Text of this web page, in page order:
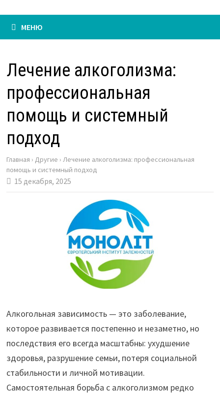
МЕНЮ
Лечение алкоголизма:
профессиональная
помощь и системный
подход
Главная › Другие › Лечение алкоголизма: профессиональная
помощь и системный подход
15 декабря, 2025
Алкогольная зависимость — это заболевание,
которое развивается постепенно и незаметно, но
последствия его всегда масштабны: ухудшение
здоровья, разрушение семьи, потеря социальной
стабильности и личной мотивации.
Самостоятельная борьба с алкоголизмом редко